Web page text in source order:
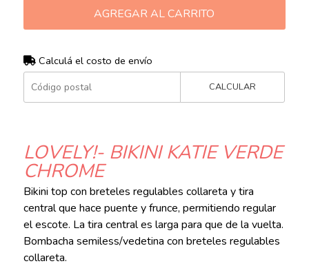
AGREGAR AL CARRITO
Calculá el costo de envío
CALCULAR
LOVELY!- BIKINI KATIE VERDE
CHROME
Bikini top con breteles regulables collareta y tira
central que hace puente y frunce, permitiendo regular
el escote. La tira central es larga para que de la vuelta.
Bombacha semiless/vedetina con breteles regulables
collareta.